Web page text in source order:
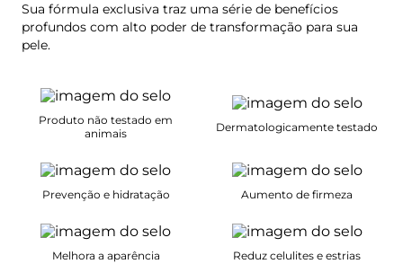
Sua fórmula exclusiva traz uma série de benefícios
profundos com alto poder de transformação para sua
pele.
Produto não testado em
animais
Dermatologicamente testado
Prevenção e hidratação Aumento de firmeza
Melhora a aparência Reduz celulites e estrias